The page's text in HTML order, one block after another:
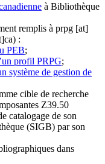
à Bibliothèque
remplis à prpg [at]
:
PEB;
profil PRPG;
système de gestion de
cible de recherche
Z39.50
catalogage de son
(SIGB) par son
dans